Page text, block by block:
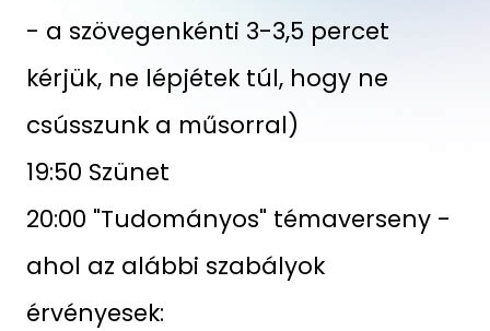
- a szövegenkénti 3-3,5 percet
kérjük, ne lépjétek túl, hogy ne
csússzunk a műsorral)
19:50 Szünet
20:00 "Tudományos" témaverseny -
ahol az alábbi szabályok
érvényesek: